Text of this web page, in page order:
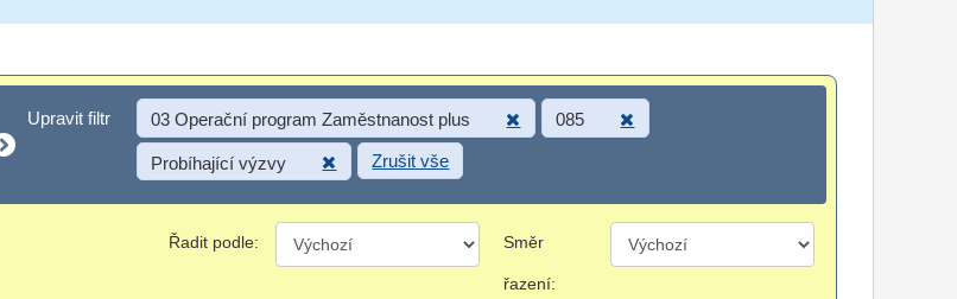
Upravit filtr
Upravit filtr 03 Operační program Zaměstnanost plus 085
Probíhající výzvy Zrušit vše
Řadit podle: Směr
řazení: